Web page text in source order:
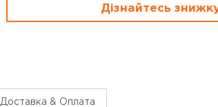
Дізнайтесь
Доставка & Оплата